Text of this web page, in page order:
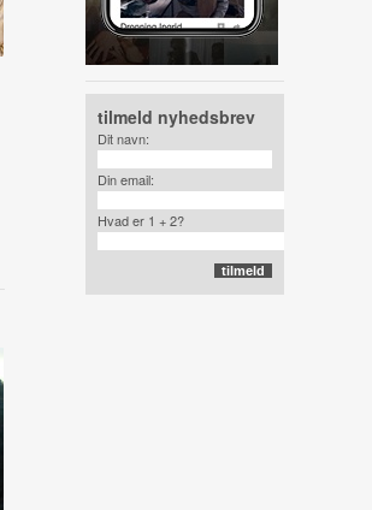
tilmeld nyhedsbrev
Dit navn:
Din email:
Hvad er 1 + 2?